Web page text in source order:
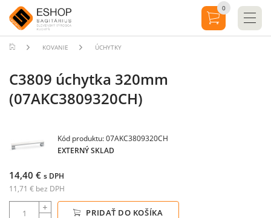
KOVANIE ÚCHYTKY
C3809 úchytka 320mm
(07AKC3809320CH)
Kód produktu: 07AKC3809320CH
EXTERNÝ SKLAD
14,40 € s DPH
11,71 € bez DPH
PRIDAŤ DO KOŠÍKA
0